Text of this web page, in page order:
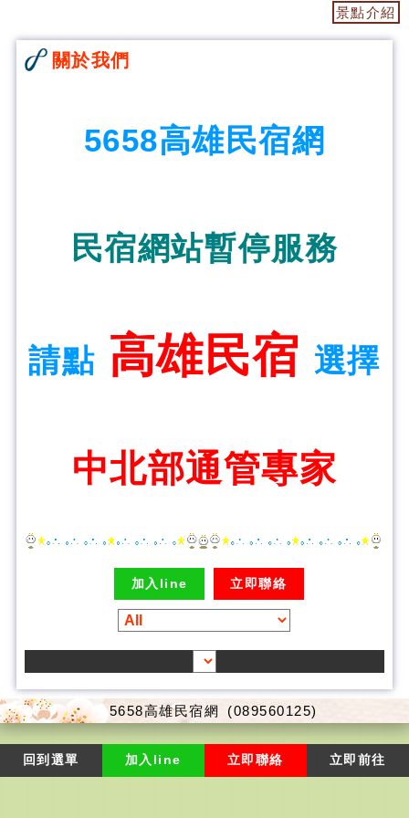
景點介紹
關於我們
5658高雄民宿網
民宿網站暫停服務
請點 高雄民宿 選擇
中北部通管專家
加入line 立即聯絡
5658高雄民宿網 (089560125)
回到選單 加入line 立即聯絡 立即前往